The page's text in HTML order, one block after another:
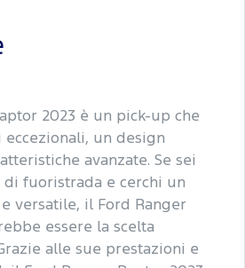
2023 è un pick-up che
un design
avanzate. Se sei
di fuoristrada e cerchi un
versatile, il Ford Ranger
essere la scelta
alle sue prestazioni e